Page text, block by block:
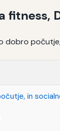
in